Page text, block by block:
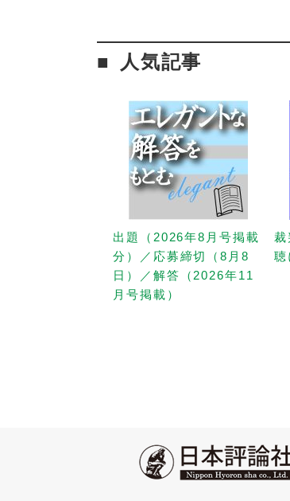
人気記事
出題（2026年8月号掲載
分）／応募締切（8月8
日）／解答（2026年11
月号掲載）
裁
聴